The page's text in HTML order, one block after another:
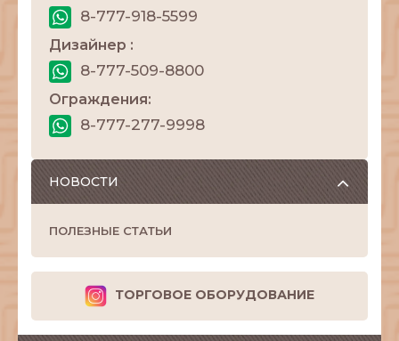
8-777-918-5599
Дизайнер :
8-777-509-8800
Ограждения:
8-777-277-9998
НОВОСТИ
ПОЛЕЗНЫЕ СТАТЬИ
ТОРГОВОЕ ОБОРУДОВАНИЕ